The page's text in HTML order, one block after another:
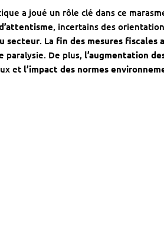
a joué un rôle clé dans ce
, incertains des
secteur. La fin des mesures fiscales
paralysie. De plus, l’augmentation
et l’impact des normes